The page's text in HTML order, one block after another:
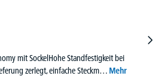
mit SockelHohe Standfestigkeit bei
zerlegt, einfache Steckm… Mehr